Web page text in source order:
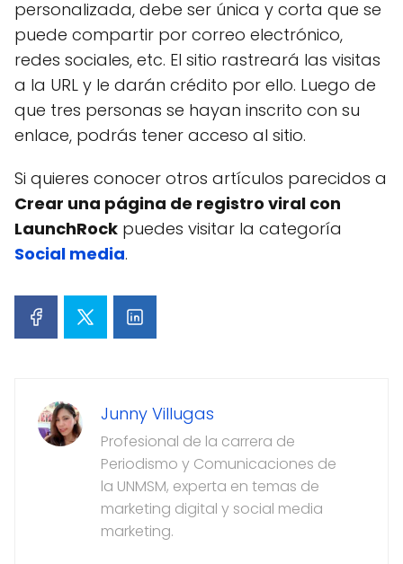
personalizada, debe ser única y corta que se
puede compartir por correo electrónico,
redes sociales, etc. El sitio rastreará las visitas
a la URL y le darán crédito por ello. Luego de
que tres personas se hayan inscrito con su
enlace, podrás tener acceso al sitio.
Si quieres conocer otros artículos parecidos a
Crear una página de registro viral con
LaunchRock puedes visitar la categoría
Social media.
Junny Villugas
Profesional de la carrera de
Periodismo y Comunicaciones de
la UNMSM, experta en temas de
marketing digital y social media
marketing.